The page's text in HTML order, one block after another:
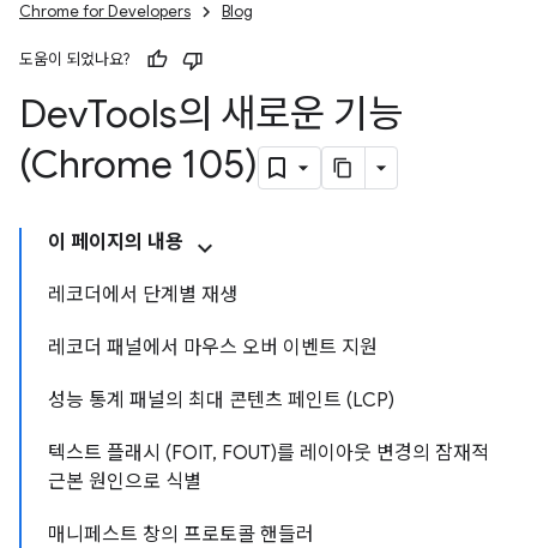
Chrome for Developers Blog
도움이 되었나요?
DevTools의 새로운 기능
(Chrome 105)
이 페이지의 내용
레코더에서 단계별 재생
레코더 패널에서 마우스 오버 이벤트 지원
성능 통계 패널의 최대 콘텐츠 페인트 (LCP)
텍스트 플래시 (FOIT, FOUT)를 레이아웃 변경의 잠재적
근본 원인으로 식별
매니페스트 창의 프로토콜 핸들러